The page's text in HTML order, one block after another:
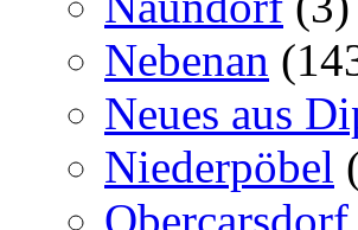
Nebenan
Neues aus
Niederpöbel
Obercarsdorf